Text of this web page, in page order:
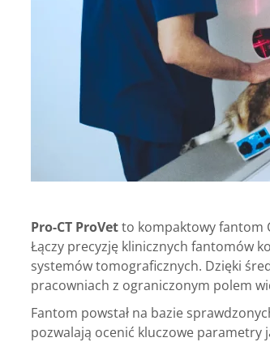
Pro-CT ProVetto kompaktowy fantom
Łączy precyzję klinicznych fantomów
systemów tomograficznych. Dzięki
pracowniach z ograniczonym polem
Fantom powstał na bazie
pozwalają ocenić kluczowe parametry